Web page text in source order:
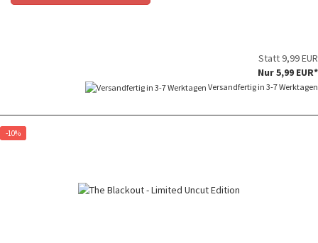
Statt 9,99 EUR
Nur 5,99 EUR*
Versandfertig in 3-7 Werktagen
-10%